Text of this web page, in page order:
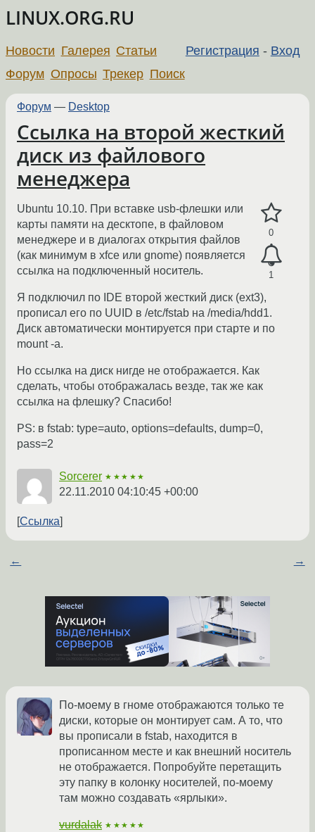
LINUX.ORG.RU
Регистрация - Вход
Новости Галерея Статьи
Форум Опросы Трекер Поиск
Форум — Desktop
Ссылка на второй жесткий
диск из файлового
менеджера
0
1
Ubuntu 10.10. При вставке usb-флешки или
карты памяти на десктопе, в файловом
менеджере и в диалогах открытия файлов
(как минимум в xfce или gnome) появляется
ссылка на подключенный носитель.
Я подключил по IDE второй жесткий диск (ext3),
прописал его по UUID в /etc/fstab на /media/hdd1.
Диск автоматически монтируется при старте и по
mount -a.
Но ссылка на диск нигде не отображается. Как
сделать, чтобы отображалась везде, так же как
ссылка на флешку? Спасибо!
PS: в fstab: type=auto, options=defaults, dump=0,
pass=2
Sorcerer ★★★★★
22.11.2010 04:10:45 +00:00
Ссылка
← →
По-моему в гноме отображаются только те
диски, которые он монтирует сам. А то, что
вы прописали в fstab, находится в
прописанном месте и как внешний носитель
не отображается. Попробуйте перетащить
эту папку в колонку носителей, по-моему
там можно создавать «ярлыки».
vurdalak ★★★★★